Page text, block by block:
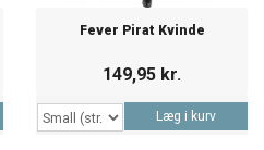
Fever Pirat Kvinde
149,95 kr.
Læg i kurv